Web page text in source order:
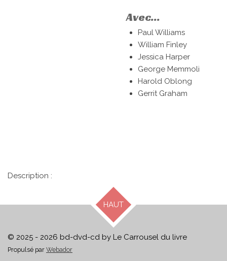
Avec...
Paul Williams
William Finley
Jessica Harper
George Memmoli
Harold Oblong
Gerrit Graham
Description :
HAUT
© 2025 - 2026 bd-dvd-cd by Le Carrousel du livre
Propulsé par Webador